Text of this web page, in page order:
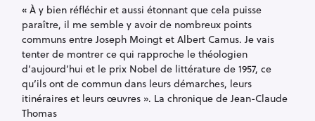
E
S
« À y bien réfléchir et aussi étonnant que cela puisse
paraître, il me semble y avoir de nombreux points
communs entre Joseph Moingt et Albert Camus. Je vais
tenter de montrer ce qui rapproche le théologien
d’aujourd’hui et le prix Nobel de littérature de 1957, ce
qu’ils ont de commun dans leurs démarches, leurs
itinéraires et leurs œuvres ». La chronique de Jean-Claude
Thomas